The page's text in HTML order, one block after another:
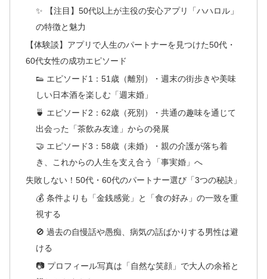
✨ 【注目】50代以上が主役の安心アプリ「ハハロル」
の特徴と魅力
【体験談】アプリで人生のパートナーを見つけた50代・
60代女性の成功エピソード
👟 エピソード1：51歳（離別）・週末の街歩きや美味
しい日本酒を楽しむ「週末婚」
🍵 エピソード2：62歳（死別）・共通の趣味を通じて
出会った「茶飲み友達」からの発展
🤝 エピソード3：58歳（未婚）・親の介護が落ち着
き、これからの人生を支え合う「事実婚」へ
失敗しない！50代・60代のパートナー選び「3つの秘訣」
💰 条件よりも「金銭感覚」と「食の好み」の一致を重
視する
🚫 過去の自慢話や愚痴、病気の話ばかりする男性は避
ける
📷 プロフィール写真は「自然な笑顔」で大人の余裕と